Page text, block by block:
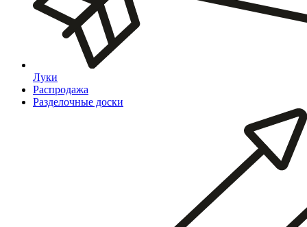
Луки
Распродажа
Разделочные доски